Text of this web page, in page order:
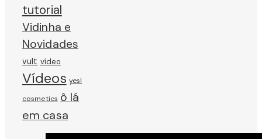
tutorial
Vidinha e
Novidades
vult vídeo
Vídeos yes!
cosmetics ô lá
em casa